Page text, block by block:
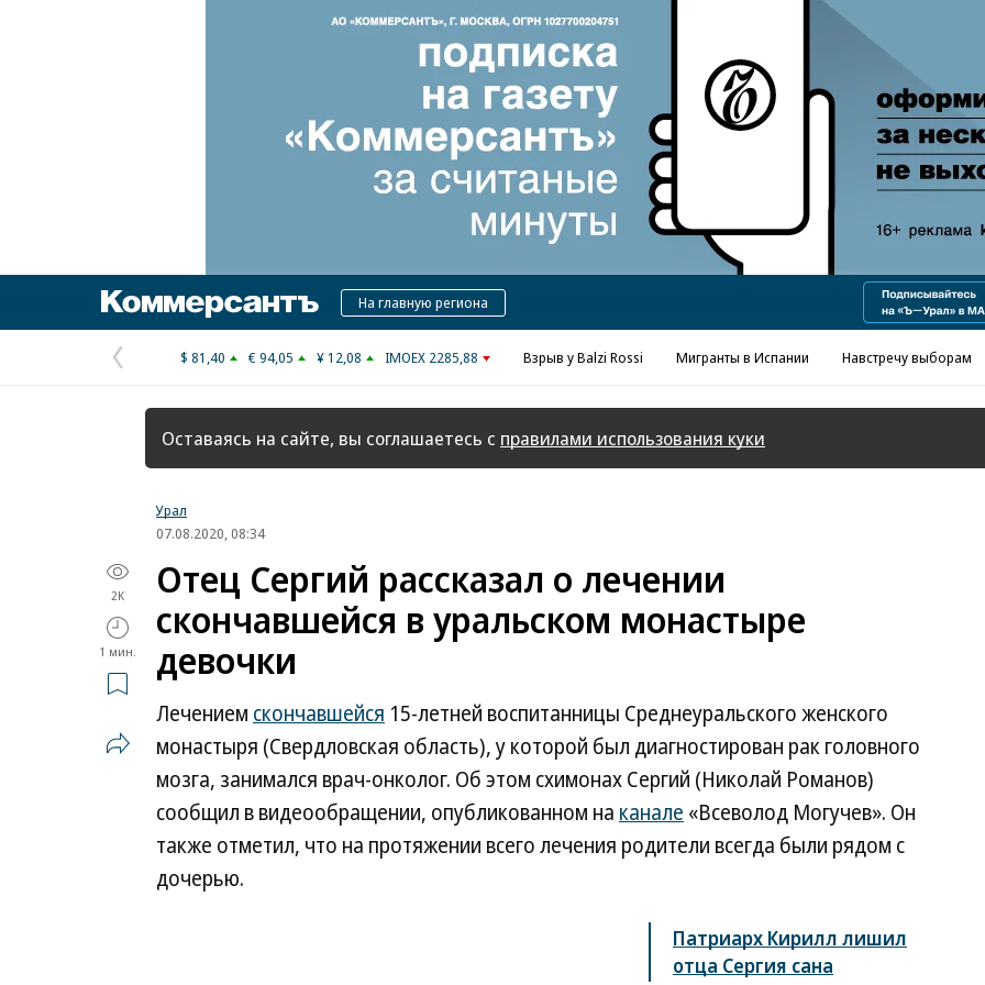
Реклама в «Ъ» www.kommersant.ru/ad
КоммерсантъНа главную региона
Предыдущая
страница
$ 81,40 € 94,05 ¥ 12,08 IMOEX 2285,88 Взрыв у Balzi Rossi Мигранты в Испании Навстречу выборам
Оставаясь на сайте, вы соглашаетесь с правилами использования куки
Урал
07.08.2020, 08:34
2K
1 мин.
Отец Сергий рассказал о лечении
скончавшейся в уральском монастыре
девочки
Лечением скончавшейся 15-летней воспитанницы Среднеуральского женского
монастыря (Свердловская область), у которой был диагностирован рак головного
мозга, занимался врач-онколог. Об этом схимонах Сергий (Николай Романов)
сообщил в видеообращении, опубликованном на канале «Всеволод Могучев». Он
также отметил, что на протяжении всего лечения родители всегда были рядом с
дочерью.
Патриарх Кирилл лишил
отца Сергия сана